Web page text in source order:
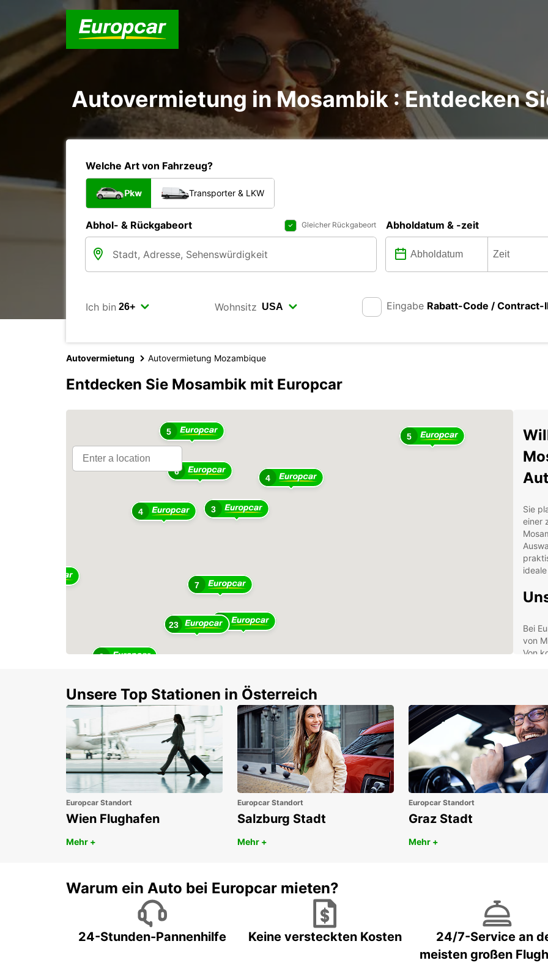
Autovermietung in Mosambik : Entdecken
Welche Art von Fahrzeug?
Pkw Transporter & LKW
Abhol- & Rückgabeort Gleicher Rückgabeort Abholdatum & -zeit
Ich bin Wohnsitz Eingabe Rabatt-Code / Contract-
Autovermietung Autovermietung Mozambique
Entdecken Sie Mosambik mit Europcar
4
3
7
8
6
4
23
5 5
3
Sie
einer
Bei
von
Von
Mit
ganz
am
Sie
Unsere Top Stationen in Österreich
Europcar Standort
Wien Flughafen
Mehr +
Europcar Standort
Salzburg Stadt
Mehr +
Europcar Standort
Graz Stadt
Mehr +
Warum ein Auto bei Europcar mieten?
24-Stunden-Pannenhilfe Keine versteckten Kosten
24/7-Service an
meisten großen